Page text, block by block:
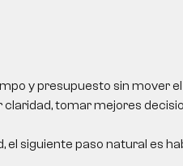
y presupuesto sin mover
claridad, tomar mejores
el siguiente paso natural es